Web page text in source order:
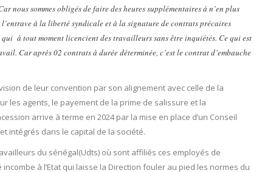
nous sommes obligés de faire des heures supplémentaires à n’en plus
à la liberté syndicale et à la signature de contrats précaires
à tout moment licencient des travailleurs sans être inquiétés. Ce qui est
Car après 02 contrats à durée déterminée, c’est le contrat d’embauche
de leur convention par son alignement avec celle de la
les agents, le payement de la prime de salissure et la
arrive à terme en 2024 par la mise en place d’un Conseil
intégrés dans le capital de la société.
du sénégal(Udts) où sont affiliés ces employés de
à l’Etat qui laisse la Direction fouler au pied les normes du